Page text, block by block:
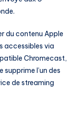
du contenu Apple
accessibles via
Chromecast,
l’un des
de streaming